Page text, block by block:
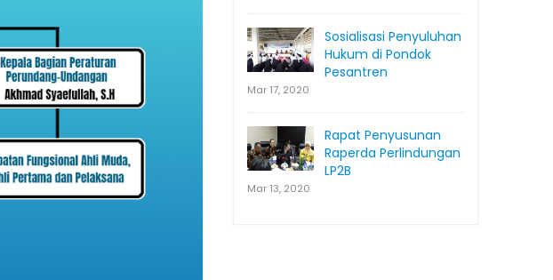
Sosialisasi Penyuluhan
Hukum di Pondok
Pesantren
Mar 17, 2020
Rapat Penyusunan
Raperda Perlindungan
LP2B
Mar 13, 2020